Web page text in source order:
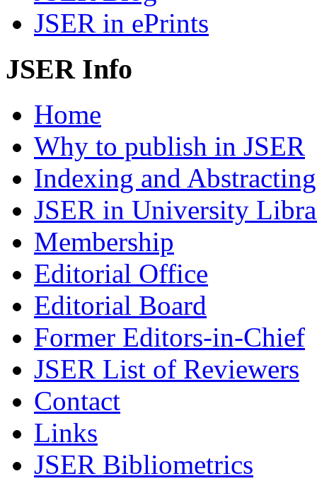
JSER in ePrints
JSER Info
Home
Why to publish in JSER
Indexing and Abstracting
JSER in University
Membership
Editorial Office
Editorial Board
Former Editors-in-Chief
JSER List of Reviewers
Contact
Links
JSER Bibliometrics